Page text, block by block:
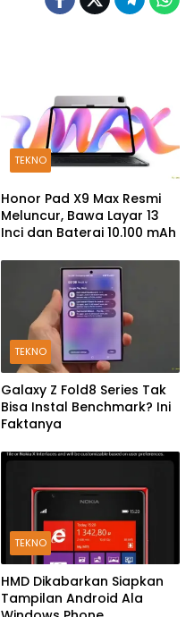
TEKNO
Honor Pad X9 Max Resmi
Meluncur, Bawa Layar 13
Inci dan Baterai 10.100 mAh
TEKNO
Galaxy Z Fold8 Series Tak
Bisa Instal Benchmark? Ini
Faktanya
TEKNO
HMD Dikabarkan Siapkan
Tampilan Android Ala